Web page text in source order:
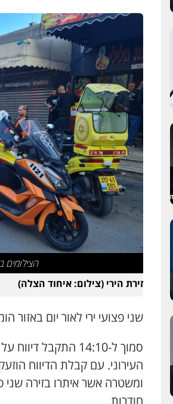
הצילומים
זירת הירי (צילום: איחוד הצלה)
שני פצועי ירי לאור יום באזור הומה
סמוך ל-14:10 התקבל
העירוני. עם קבלת הדיווח
ומשטרה אשר איתרו בזירה שני
חודרות.